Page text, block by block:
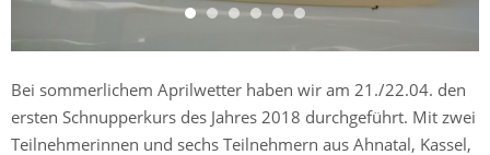
Bei sommerlichem Aprilwetter haben wir am 21./22.04. den
ersten Schnupperkurs des Jahres 2018 durchgeführt. Mit zwei
Teilnehmerinnen und sechs Teilnehmern aus Ahnatal, Kassel,